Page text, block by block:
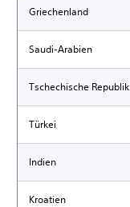
Griechenland
Saudi-Arabien
Tschechische Republik
Türkei
Indien
Kroatien